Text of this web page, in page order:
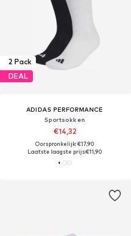
2 Pack
DEAL
ADIDAS PERFORMANCE
Sportsokken
€14,32
Oorspronkelijk: €17,90
Laatste laagste prijs:€11,90